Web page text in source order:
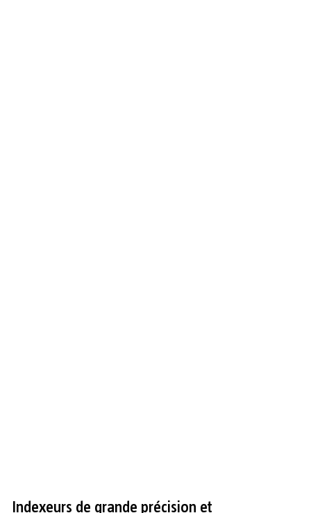
Indexeurs de grande précision et